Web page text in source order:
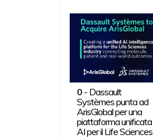
0- Dassault
Systèmes punta ad
ArisGlobal per una
piattaforma unificata
AI per il Life Sciences